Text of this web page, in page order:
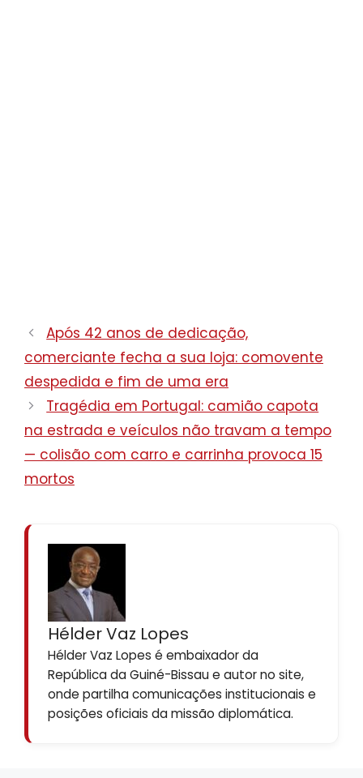
Após 42 anos de dedicação,
comerciante fecha a sua loja: comovente
despedida e fim de uma era
Tragédia em Portugal: camião capota
na estrada e veículos não travam a tempo
— colisão com carro e carrinha provoca 15
mortos
Hélder Vaz Lopes
Hélder Vaz Lopes é embaixador da
República da Guiné-Bissau e autor no site,
onde partilha comunicações institucionais e
posições oficiais da missão diplomática.